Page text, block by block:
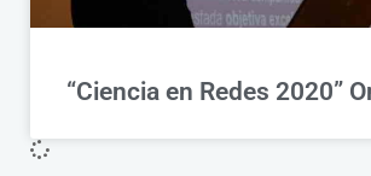
“Ciencia en Redes 2020”